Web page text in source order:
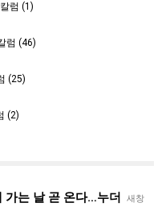
럼 (1)
럼 (46)
(25)
(2)
새창
가는 날 곧 온다…누더